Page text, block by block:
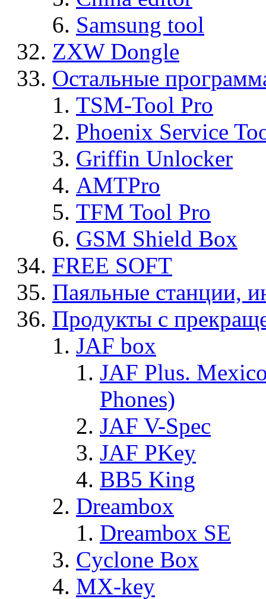
Samsung tool
ZXW Dongle
Остальные
TSM-Tool Pro
Phoenix Service
Griffin Unlocker
AMTPro
TFM Tool Pro
GSM Shield Box
FREE SOFT
Паяльные станции,
Продукты с
JAF box
JAF Plus.
Phones)
JAF V-Spec
JAF PKey
BB5 King
Dreambox
Dreambox SE
Cyclone Box
MX-key